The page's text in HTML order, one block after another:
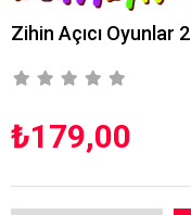
Zihin Açıcı Oyunlar 2
₺179,00